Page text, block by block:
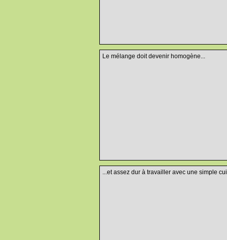
Le mélange doit devenir homogène...
...et assez dur à travailler avec une simple